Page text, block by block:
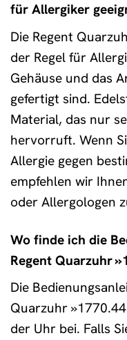
für Allergiker
Die Regent
der Regel für
Gehäuse und das
gefertigt sind.
Material, das nur
hervorruft. Wenn
Allergie gegen
empfehlen wir
oder Allergologen
Wo finde ich die
Regent Quarzuhr
Die
Quarzuhr
der Uhr bei. Falls